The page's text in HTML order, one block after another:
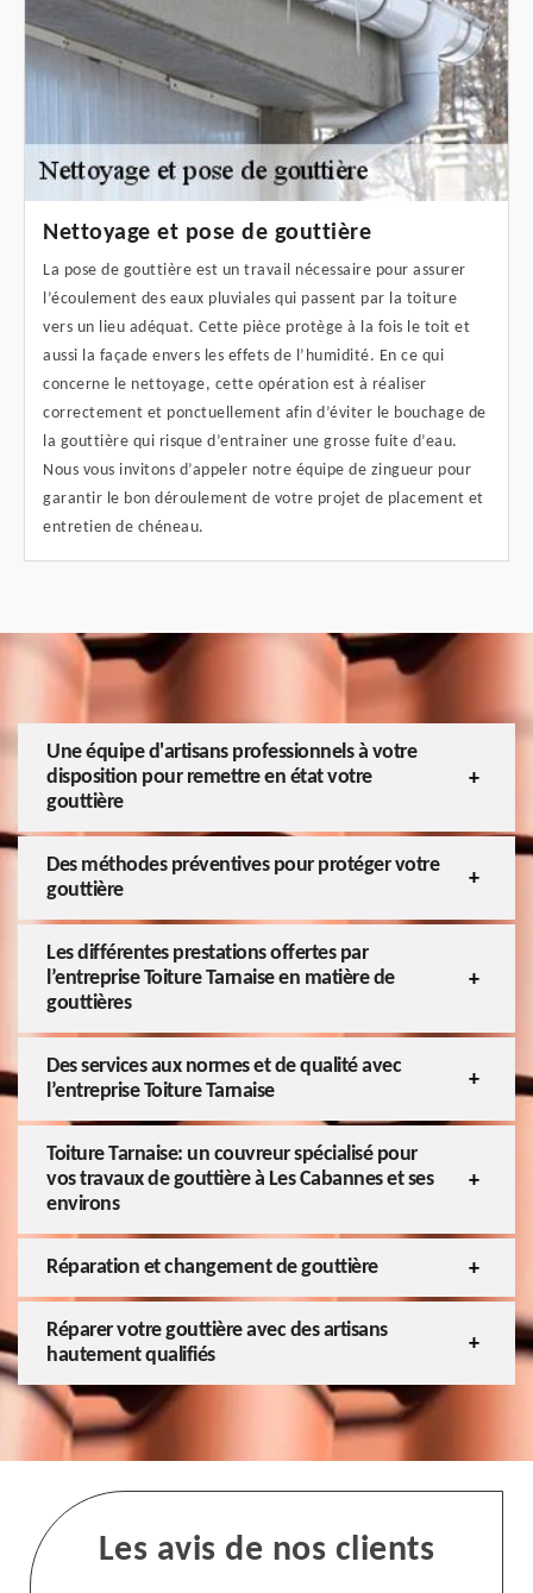
Nettoyage et pose de gouttière
La pose de gouttière est un travail nécessaire pour assurer
l’écoulement des eaux pluviales qui passent par la toiture
vers un lieu adéquat. Cette pièce protège à la fois le toit et
aussi la façade envers les effets de l’humidité. En ce qui
concerne le nettoyage, cette opération est à réaliser
correctement et ponctuellement afin d’éviter le bouchage de
la gouttière qui risque d’entrainer une grosse fuite d’eau.
Nous vous invitons d’appeler notre équipe de zingueur pour
garantir le bon déroulement de votre projet de placement et
entretien de chéneau.
Une équipe d'artisans professionnels à votre
disposition pour remettre en état votre
gouttière
Des méthodes préventives pour protéger votre
gouttière
Les différentes prestations offertes par
l’entreprise Toiture Tarnaise en matière de
gouttières
Des services aux normes et de qualité avec
l’entreprise Toiture Tarnaise
Toiture Tarnaise: un couvreur spécialisé pour
vos travaux de gouttière à Les Cabannes et ses
environs
Réparation et changement de gouttière
Réparer votre gouttière avec des artisans
hautement qualifiés
Les avis de nos clients